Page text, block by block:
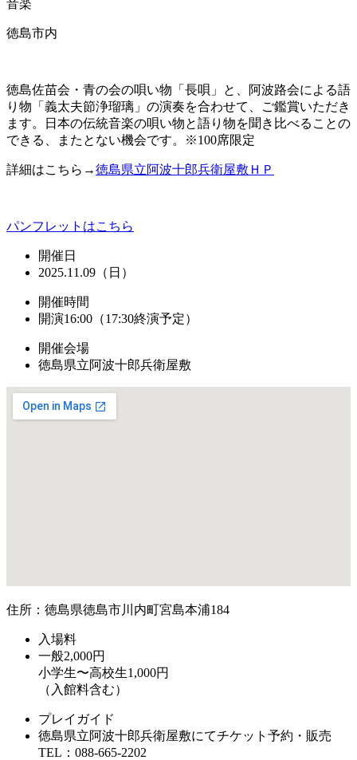
音楽
徳島市内
徳島佐苗会・青の会の唄い物「長唄」と、阿波路会による語
り物「義太夫節浄瑠璃」の演奏を合わせて、ご鑑賞いただき
ます。日本の伝統音楽の唄い物と語り物を聞き比べることの
できる、またとない機会です。※100席限定
詳細はこちら→徳島県立阿波十郎兵衛屋敷ＨＰ
パンフレットはこちら
開催日
2025.11.09（日）
開催時間
開演16:00（17:30終演予定）
開催会場
徳島県立阿波十郎兵衛屋敷
住所：徳島県徳島市川内町宮島本浦184
入場料
一般2,000円
小学生〜高校生1,000円
（入館料含む）
プレイガイド
徳島県立阿波十郎兵衛屋敷にてチケット予約・販売
TEL：088-665-2202